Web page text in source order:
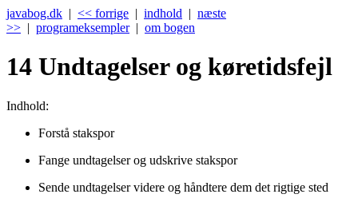
javabog.dk | << forrige | indhold | næste
>> | programeksempler| om bogen
14 Undtagelser og køretidsfejl
Indhold:
Forstå stakspor
Fange undtagelser og udskrive stakspor
Sende undtagelser videre og håndtere dem det rigtige sted